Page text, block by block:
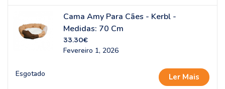
Cama Amy Para Cães - Kerbl -
Medidas: 70 Cm
33.30€
Fevereiro 1, 2026
Esgotado Ler Mais